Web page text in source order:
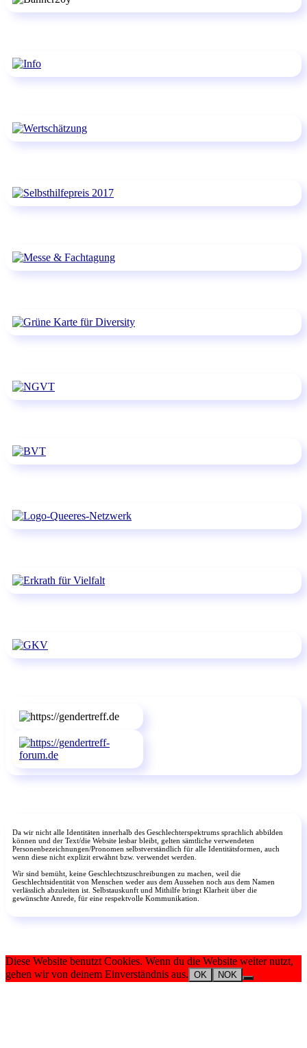
Da wir nicht alle Identitäten innerhalb des Geschlechterspektrums sprachlich abbilden
können und der Text/die Website lesbar bleibt, gelten sämtliche verwendeten
Personenbezeichnungen/Pronomen selbstverständlich für alle Identitätsformen, auch
wenn diese nicht explizit erwähnt bzw. verwendet werden.
Wir sind bemüht, keine Geschlechtszuschreibungen zu machen, weil die
Geschlechtsidentität von Menschen weder aus dem Aussehen noch aus dem Namen
verlässlich abzuleiten ist. Selbstauskunft und Mithilfe bringt Klarheit über die
gewünschte Anrede, für eine respektvolle Kommunikation.
Diese Website benutzt Cookies. Wenn du die Website weiter nutzt,
gehen wir von deinem Einverständnis aus. OK NOK